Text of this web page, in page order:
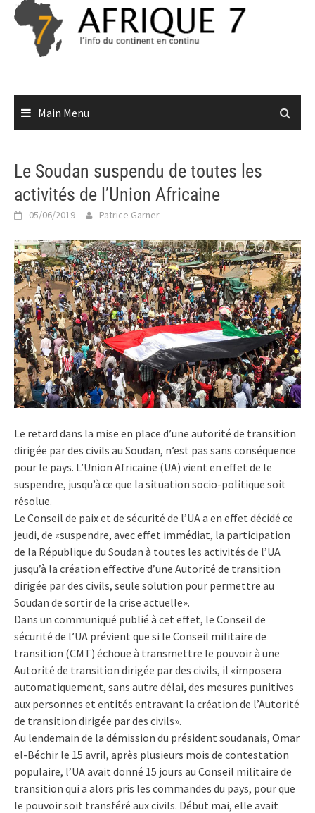
Skip
content
Main Menu
Le Soudan suspendu de toutes les
activités de l’Union Africaine
05/06/2019 Patrice Garner
Le retard dans la mise en place d’une autorité de transition
dirigée par des civils au Soudan, n’est pas sans conséquence
pour le pays. L’Union Africaine (UA) vient en effet de le
suspendre, jusqu’à ce que la situation socio-politique soit
résolue.
Le Conseil de paix et de sécurité de l’UA a en effet décidé ce
jeudi, de «suspendre, avec effet immédiat, la participation
de la République du Soudan à toutes les activités de l’UA
jusqu’à la création effective d’une Autorité de transition
dirigée par des civils, seule solution pour permettre au
Soudan de sortir de la crise actuelle».
Dans un communiqué publié à cet effet, le Conseil de
sécurité de l’UA prévient que si le Conseil militaire de
transition (CMT) échoue à transmettre le pouvoir à une
Autorité de transition dirigée par des civils, il «imposera
automatiquement, sans autre délai, des mesures punitives
aux personnes et entités entravant la création de l’Autorité
de transition dirigée par des civils».
Au lendemain de la démission du président soudanais, Omar
el-Béchir le 15 avril, après plusieurs mois de contestation
populaire, l’UA avait donné 15 jours au Conseil militaire de
transition qui a alors pris les commandes du pays, pour que
le pouvoir soit transféré aux civils. Début mai, elle avait